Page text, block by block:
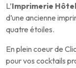
L’Imprimerie
d’une ancienne
quatre étoiles.
En plein coeur de
pour vos cocktails